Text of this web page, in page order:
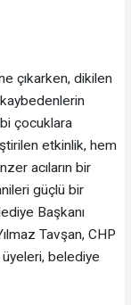
çıkarken, dikilen
kaybedenlerin
çocuklara
etkinlik, hem
acıların bir
güçlü bir
Başkanı
Tavşan, CHP
belediye